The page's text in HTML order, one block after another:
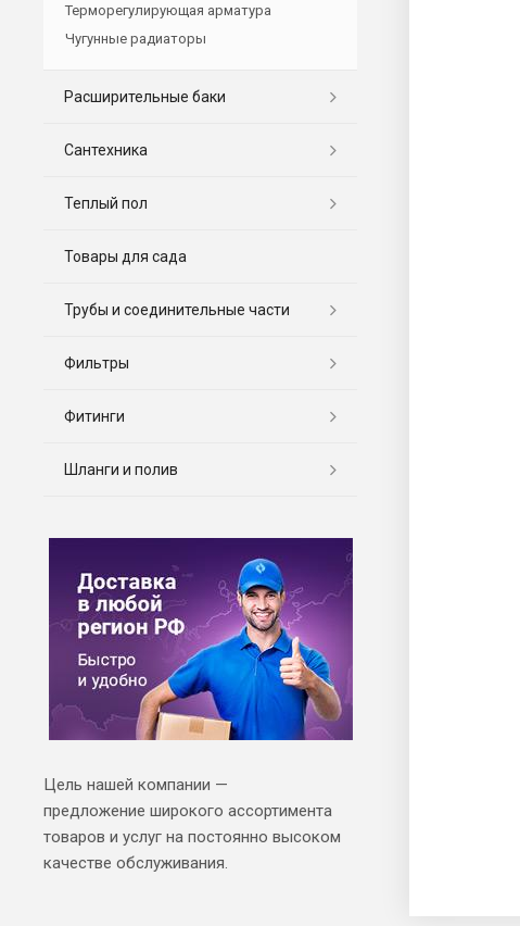
Терморегулирующая арматура
Чугунные радиаторы
Расширительные баки
Сантехника
Теплый пол
Товары для сада
Трубы и соединительные части
Фильтры
Фитинги
Шланги и полив
Цель нашей компании —
предложение широкого ассортимента
товаров и услуг на постоянно высоком
качестве обслуживания.